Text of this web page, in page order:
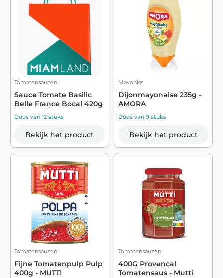
Tomatensauzen
Sauce Tomate Basilic
Belle France Bocal 420g
Doos van 12 stuks
Bekijk het product
Mayoniss
Dijonmayonaise 235g -
AMORA
Doos van 9 stuks
Bekijk het product
Tomatensauzen
Fijne Tomatenpulp Pulp
400g - MUTTI
Tomatensauzen
400G Provencal
Tomatensaus - Mutti